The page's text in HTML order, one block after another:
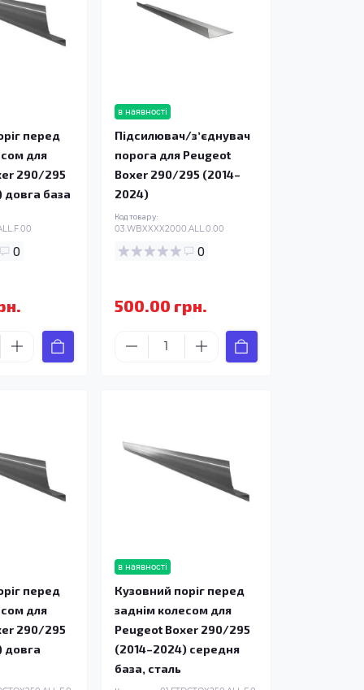
перед
для
290/295
довга база
0
в наявності
Підсилювач/зʼєднувач
порога для Peugeot
Boxer 290/295 (2014–
2024)
Код товару:
03.WBXXXX2000.ALL.0.00
0
500.00 грн.
перед
для
290/295
довга
в наявності
Кузовний поріг перед
заднім колесом для
Peugeot Boxer 290/295
(2014–2024) середня
база, сталь